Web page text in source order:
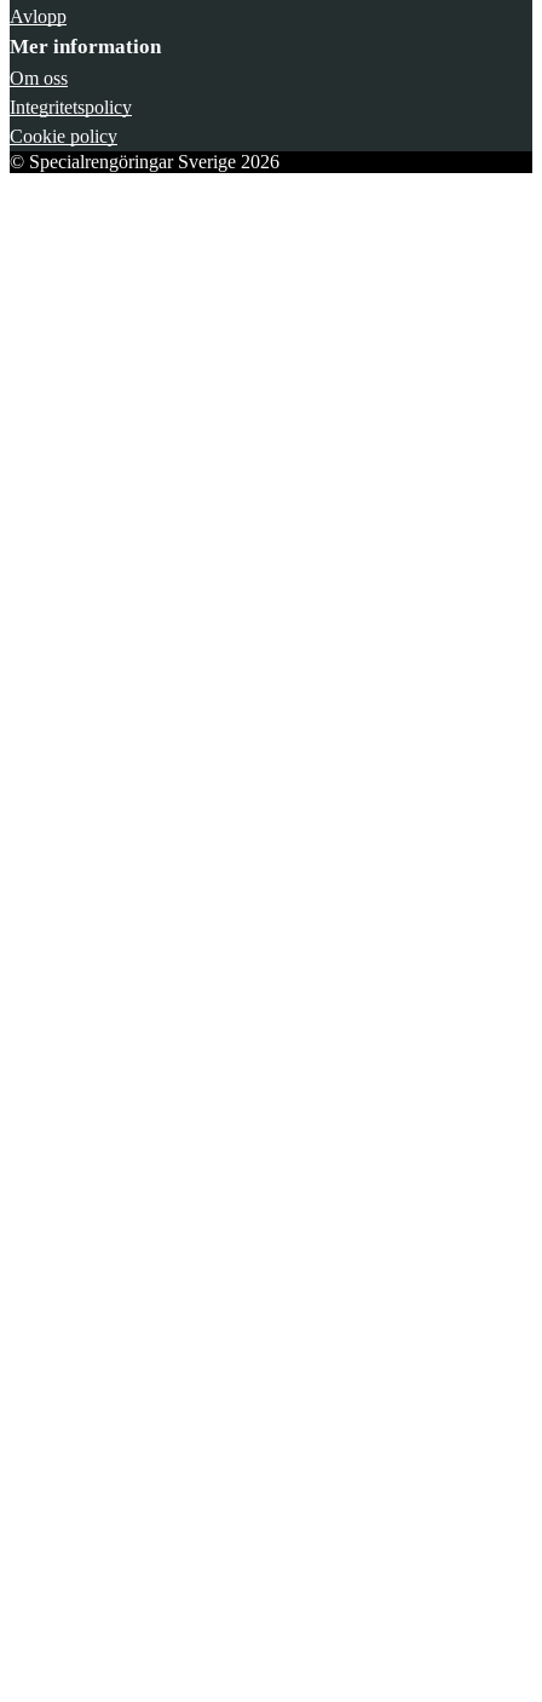
Avlopp
Mer information
Om oss
Integritetspolicy
Cookie policy
© Specialrengöringar Sverige 2026